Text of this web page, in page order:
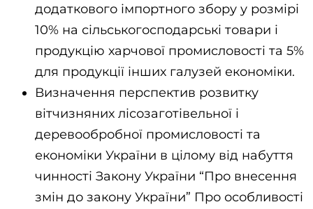
додаткового імпортного збору у розмірі
10% на сільськогосподарські товари і
продукцію харчової промисловості та 5%
для продукції інших галузей економіки.
Визначення перспектив розвитку
вітчизняних лісозаготівельної і
деревообробної промисловості та
економіки України в цілому від набуття
чинності Закону України “Про внесення
змін до закону України” Про особливості